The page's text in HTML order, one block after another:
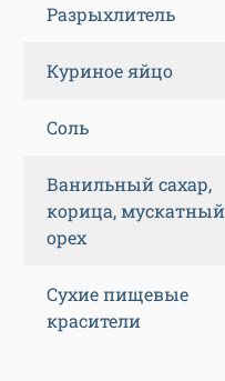
Разрыхлитель
Куриное яйцо
Соль
Ванильный сахар,
корица, мускатный
орех
Сухие пищевые
красители